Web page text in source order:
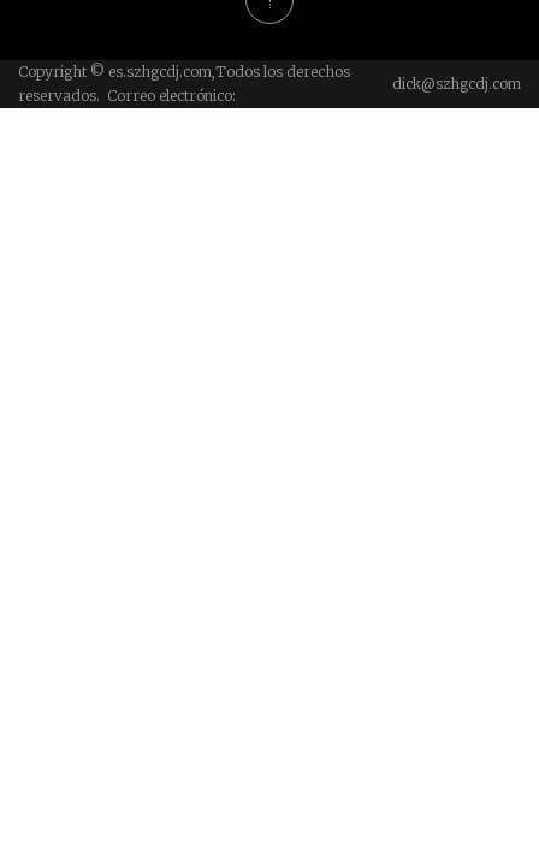
Copyright © es.szhgcdj.com,Todos los derechos
reservados. Correo electrónico:
dick@szhgcdj.com